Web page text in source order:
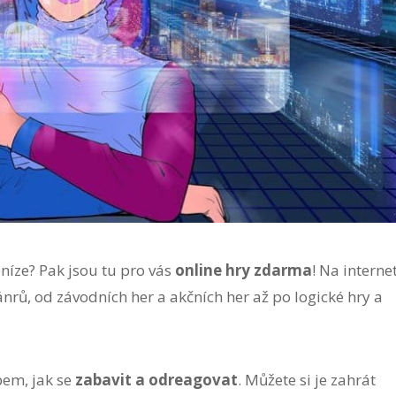
Pak jsou tu pro vás online hry zdarma! Na
od závodních her a akčních her až po logické hry a
jak se zabavit a odreagovat. Můžete si je zahrát